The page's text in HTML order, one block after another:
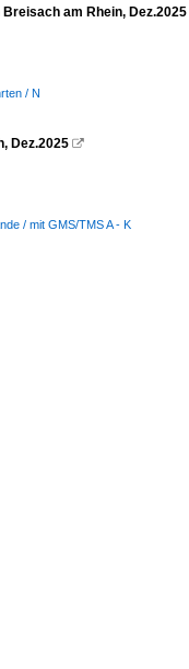
Breisach am Rhein, Dez.2025
/ N
Dez.2025 
/ mit GMS/TMS A - K